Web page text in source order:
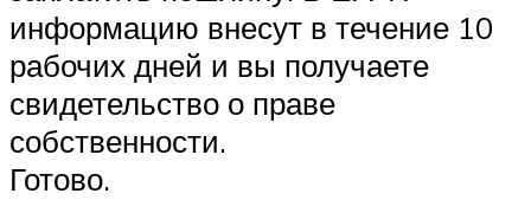
информацию внесут в течение 10
рабочих дней и вы получаете
свидетельство о праве
собственности.
Готово.